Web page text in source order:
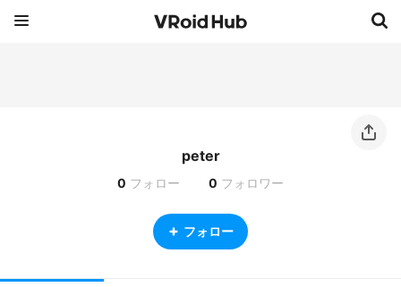
peter
0 フォロー 0 フォロワー
フォロー